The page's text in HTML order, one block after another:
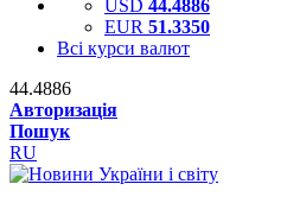
USD 44.4886
EUR 51.3350
Всі курси валют
44.4886
Авторизація
Пошук
RU